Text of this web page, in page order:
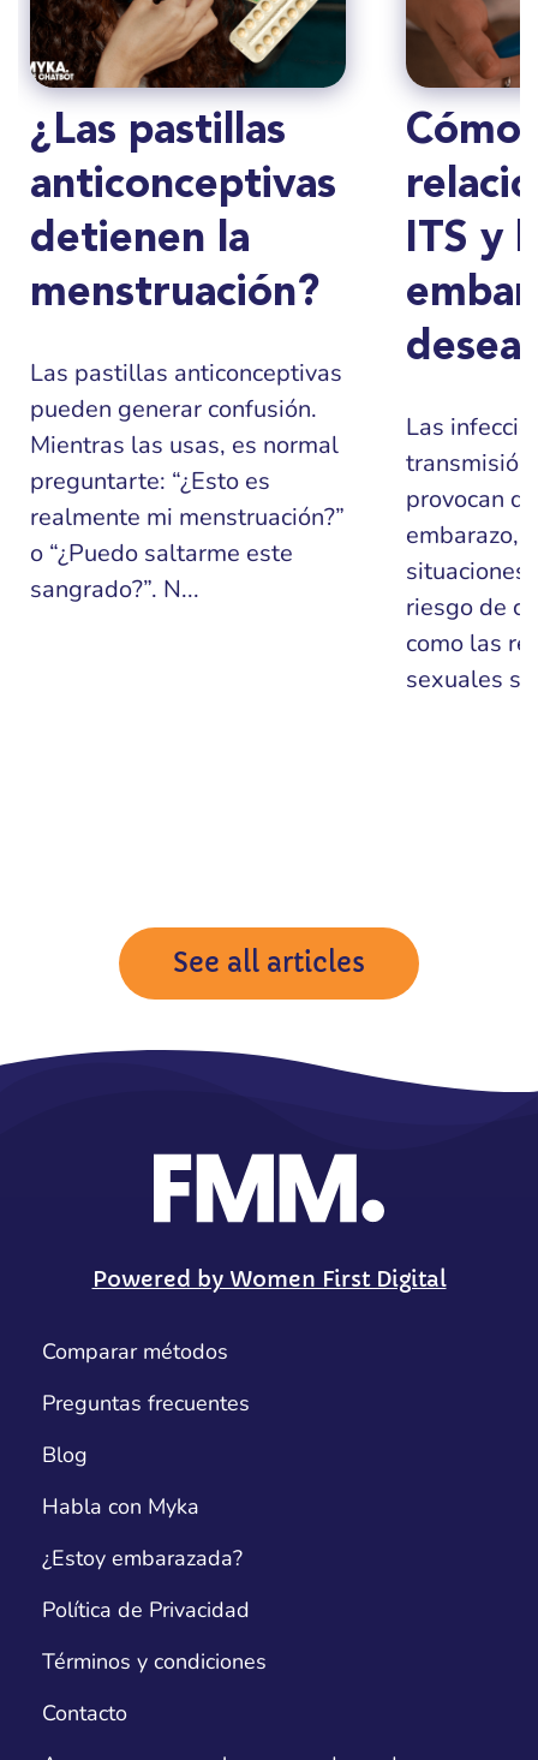
¿Las pastillas
anticonceptivas
detienen la
menstruación?
Las pastillas anticonceptivas
pueden generar confusión.
Mientras las usas, es normal
preguntarte: “¿Esto es
realmente mi menstruación?”
o “¿Puedo saltarme este
sangrado?”. N...
Cómo
ITS y
Las
transmisión
provocan
embarazo,
situaciones
riesgo de
como las
sexuales
See all articles
Powered by Women First Digital
Comparar métodos
Preguntas frecuentes
Blog
Habla con Myka
¿Estoy embarazada?
Política de Privacidad
Términos y condiciones
Contacto